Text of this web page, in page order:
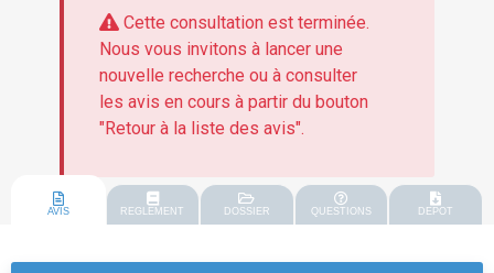
agglomérationCette consultation est terminée.
Nous vous invitons à lancer une
nouvelle recherche ou à consulter
les avis en cours à partir du bouton
"Retour à la liste des avis".
AVIS REGLEMENT DOSSIER QUESTIONS DEPOT